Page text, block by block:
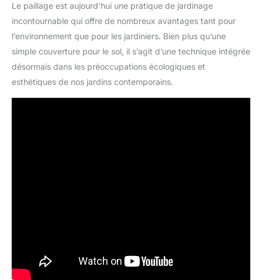
Le paillage est aujourd’hui une pratique de jardinage
incontournable qui offre de nombreux avantages tant pour
l’environnement que pour les jardiniers. Bien plus qu’une
simple couverture pour le sol, il s’agit d’une technique intégrée
désormais dans les préoccupations écologiques et
esthétiques de nos jardins contemporains.